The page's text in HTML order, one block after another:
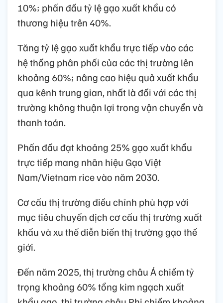
10%; phấn đấu tỷ lệ gạo xuất khẩu có
thương hiệu trên 40%.
Tăng tỷ lệ gạo xuất khẩu trực tiếp vào các
hệ thống phân phối của các thị trường lên
khoảng 60%; nâng cao hiệu quả xuất khẩu
qua kênh trung gian, nhất là đối với các thị
trường không thuận lợi trong vận chuyển và
thanh toán.
Phấn đấu đạt khoảng 25% gạo xuất khẩu
trực tiếp mang nhãn hiệu Gạo Việt
Nam/Vietnam rice vào năm 2030.
Cơ cấu thị trường điều chỉnh phù hợp với
mục tiêu chuyển dịch cơ cấu thị trường xuất
khẩu và xu thế diễn biến thị trường gạo thế
giới.
Đến năm 2025, thị trường châu Á chiếm tỷ
trọng khoảng 60% tổng kim ngạch xuất